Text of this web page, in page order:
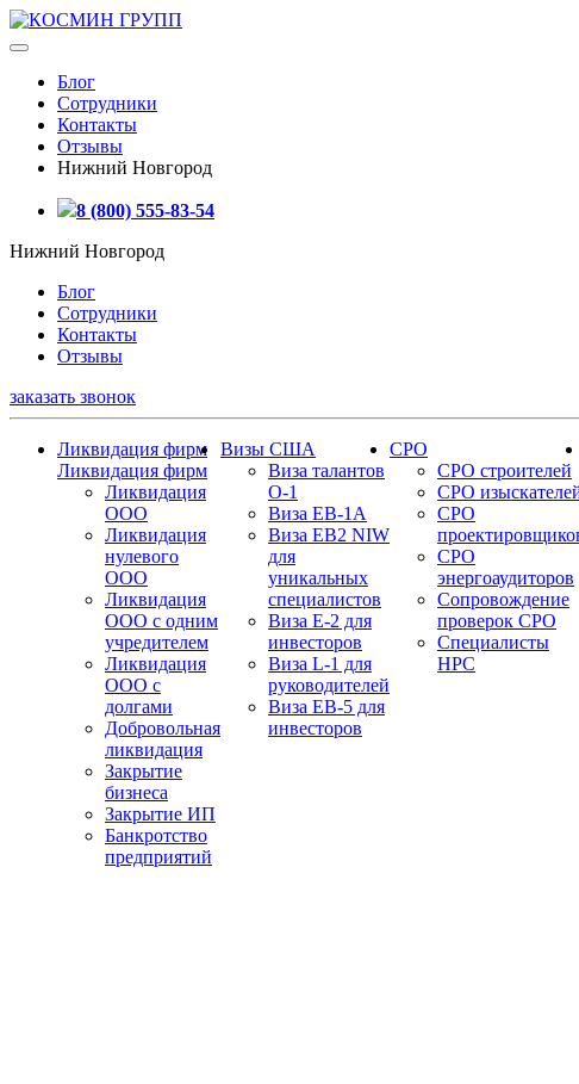
Блог
Сотрудники
Контакты
Отзывы
Нижний Новгород
8 (800) 555-83-54
Нижний Новгород
Блог
Сотрудники
Контакты
Отзывы
заказать звонок
Ликвидация фирм
Ликвидация фирм
Ликвидация
ООО
Ликвидация
нулевого
ООО
Ликвидация
ООО с одним
учредителем
Ликвидация
ООО с
долгами
Добровольная
ликвидация
Закрытие
бизнеса
Закрытие ИП
Банкротство
предприятий
Визы США
Виза талантов
О-1
Виза EB-1A
Виза EB2 NIW
для
уникальных
специалистов
Виза E-2 для
инвесторов
Виза L-1 для
руководителей
Виза EB-5 для
инвесторов
СРО
СРО строителей
СРО
СРО
СРО
энергоаудиторов
Сопровождение
проверок СРО
Специалисты
НРС